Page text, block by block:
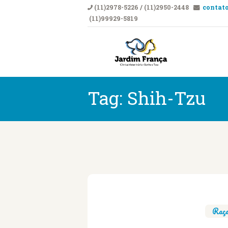
(11)2978-5226 / (11)2950-2448
(11)99929-5819
Tag: Shih-Tzu
CLÍNICA